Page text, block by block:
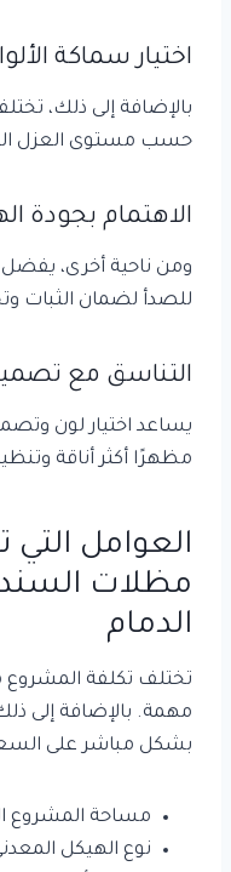
اختيار سماكة
بالإضافة إلى ذلك،
حسب مستوى العزل
الاهتمام بجودة
ومن ناحية أخرى،
للصدأ لضمان الثبات
التناسق مع
يساعد اختيار لون
مظهرًا أكثر أناقة
العوامل التي
مظلات
الدمام
تختلف تكلفة
مهمة. بالإضافة إلى
بشكل مباشر على
مساحة المشروع
نوع الهيكل